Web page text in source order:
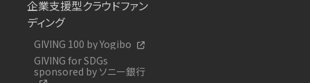
企業支援型クラウドファン
ディング
GIVING 100 by Yogibo
GIVING for SDGs
sponsored by ソニー銀行